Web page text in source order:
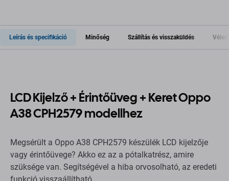
Leírás és specifikáció Minőség Szállítás és visszaküldés
LCD Kijelző + Érintőüveg + Keret Oppo
A38 CPH2579 modellhez
Megsérült a Oppo A38 CPH2579 készülék LCD kijelzője
vagy érintőüvege? Akko ez az a pótalkatrész, amire
szüksége van. Segítségével a hiba orvosolható, az eredeti